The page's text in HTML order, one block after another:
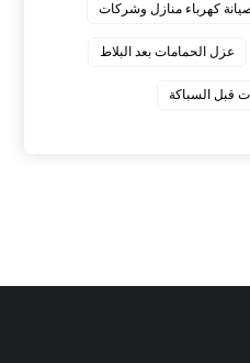
كهرباء منازل وشركات
عزل الحمامات بعد البلاط
قبل السباكة